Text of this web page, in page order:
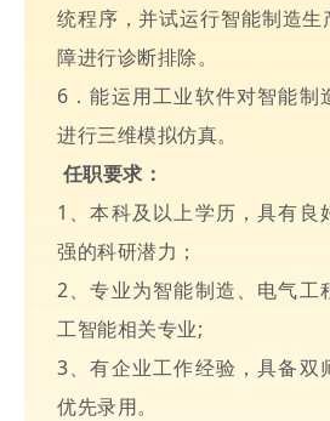
统程序，并试运行智能制造生
障进行诊断排除。
6．能运用工业软件对智能制
进行三维模拟仿真。
任职要求：
1、本科及以上学历，具有良
强的科研潜力；
2、专业为智能制造、电气工
工智能相关专业;
3、有企业工作经验，具备双
优先录用。